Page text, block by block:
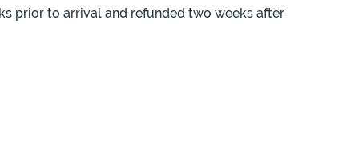
prior to arrival and refunded two weeks after